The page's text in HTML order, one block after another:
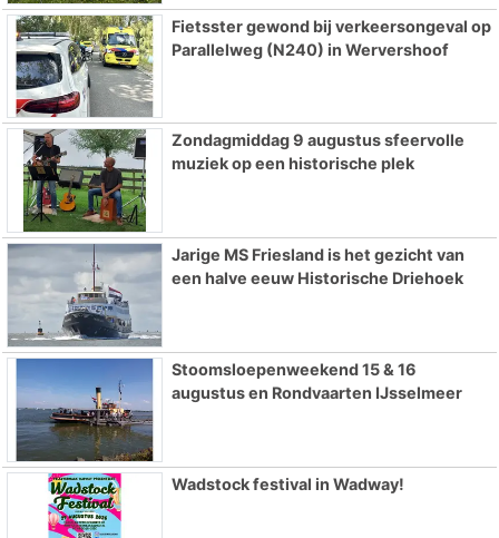
Fietsster gewond bij verkeersongeval op
Parallelweg (N240) in Wervershoof
Zondagmiddag 9 augustus sfeervolle
muziek op een historische plek
Jarige MS Friesland is het gezicht van
een halve eeuw Historische Driehoek
Stoomsloepenweekend 15 & 16
augustus en Rondvaarten IJsselmeer
Wadstock festival in Wadway!